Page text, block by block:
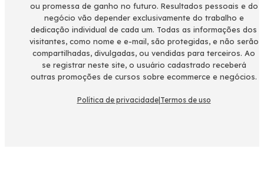
ou promessa de ganho no futuro. Resultados pessoais e do
negócio vão depender exclusivamente do trabalho e
dedicação individual de cada um. Todas as informações dos
visitantes, como nome e e-mail, são protegidas, e não serão
compartilhadas, divulgadas, ou vendidas para terceiros. Ao
se registrar neste site, o usuário cadastrado receberá
outras promoções de cursos sobre ecommerce e negócios.
Política de privacidade| Termos de uso